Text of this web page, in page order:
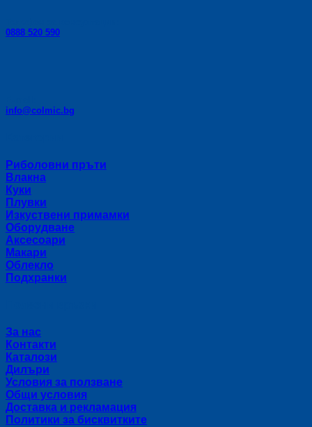
0888 520 590
info@colmic.bg
Риболовни пръти
Влакна
Куки
Плувки
Изкуствени примамки
Оборудване
Аксесоари
Макари
Облекло
Подхранки
За нас
Контакти
Каталози
Дилъри
Условия за ползване
Общи условия
Доставка и рекламация
Политики за бисквитките